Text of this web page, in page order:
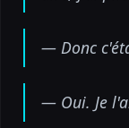
— Donc
— Oui. Je